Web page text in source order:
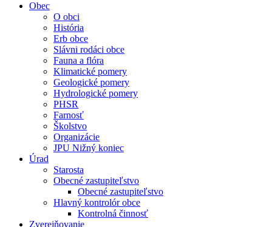
Obec
O obci
História
Erb obce
Slávni rodáci obce
Fauna a flóra
Klimatické pomery
Geologické pomery
Hydrologické pomery
PHSR
Farnosť
Školstvo
Organizácie
JPU Nižný koniec
Úrad
Starosta
Obecné zastupiteľstvo
Obecné zastupiteľstvo
Hlavný kontrolór obce
Kontrolná činnosť
Zverejňovanie